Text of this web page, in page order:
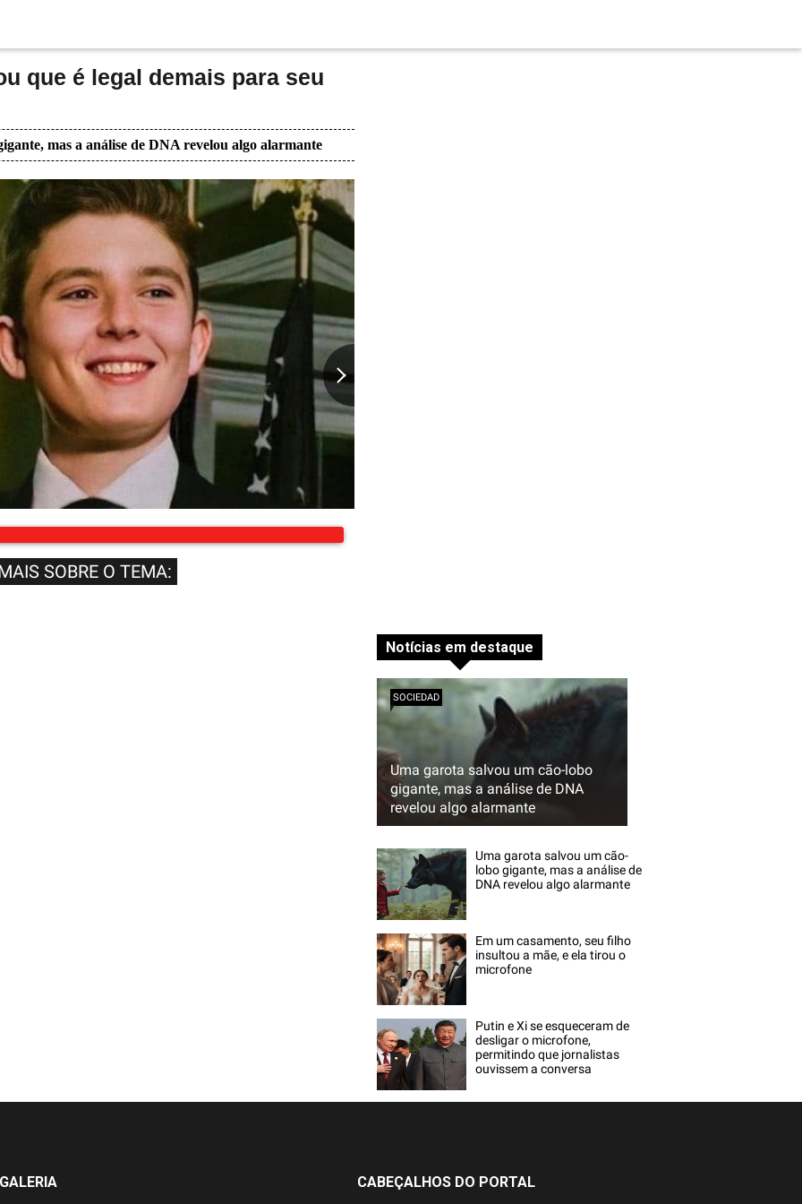
que é legal demais para seu
mas a análise de DNA revelou algo alarmante
SOBRE O TEMA:
Notícias em destaque
Uma garota salvou um cão-lobo
gigante, mas a análise de DNA
revelou algo alarmante
SOCIEDAD
Uma garota salvou um cão-
lobo gigante, mas a análise de
DNA revelou algo alarmante
Em um casamento, seu filho
insultou a mãe, e ela tirou o
microfone
Putin e Xi se esqueceram de
desligar o microfone,
permitindo que jornalistas
ouvissem a conversa
GALERIA CABEÇALHOS DO PORTAL